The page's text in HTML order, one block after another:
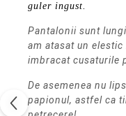
guler ingust.
Pantalonii sunt
am atasat un
imbracat cusaturile
De asemenea nu
papionul, astfel ca